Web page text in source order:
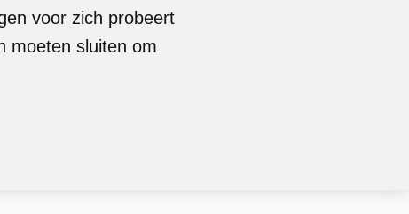
voor zich probeert
moeten sluiten om